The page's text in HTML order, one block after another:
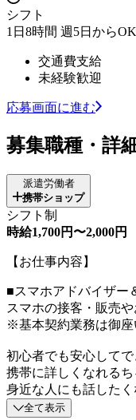
シフト
1日8時間 週5日からOK
交通費支給
未経験歓迎
応募画面に進む
募集職種・詳
派遣労働者
携帯ショップ
シフト制
時給1,700円〜2,000円
【お仕事内容】
■スマホアドバイザー
スマホの接客・販売
※基本契約業務は御座
初心者でも安心して
携帯に詳しくなれるち
身近な人にも話した
全て表示